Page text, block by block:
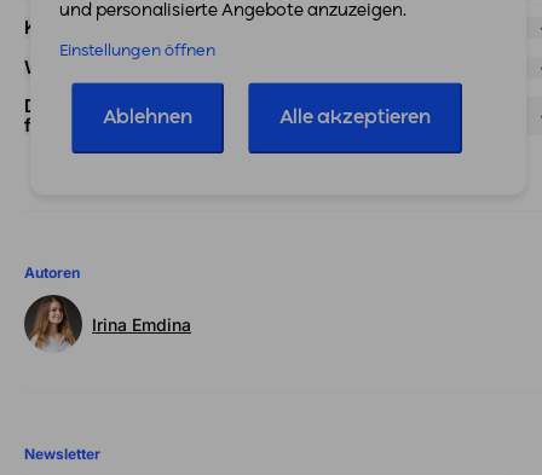
Autoren
Irina Emdina
Newsletter
Kann ich bei Skonto trotzdem Verzugszinsen verlangen?
Wie gehe ich mit Teilzahlungen um?
Darf ich bei Ratenzahlungsvereinbarungen Zinsen
fordern?
und personalisierte Angebote anzuzeigen.
Einstellungen öffnen
Ablehnen Alle akzeptieren